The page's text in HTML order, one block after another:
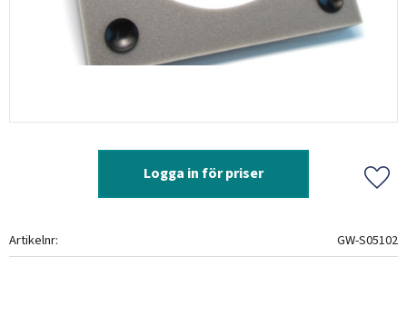
Logga in för priser
Artikelnr GW-S05102